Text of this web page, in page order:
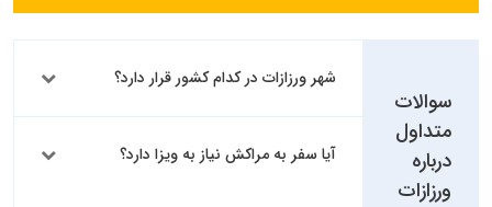
سوالات
متداول
درباره
ورزازات
شهر ورزازات در کدام کشور قرار دارد؟
آیا سفر به مراکش نیاز به ویزا دارد؟